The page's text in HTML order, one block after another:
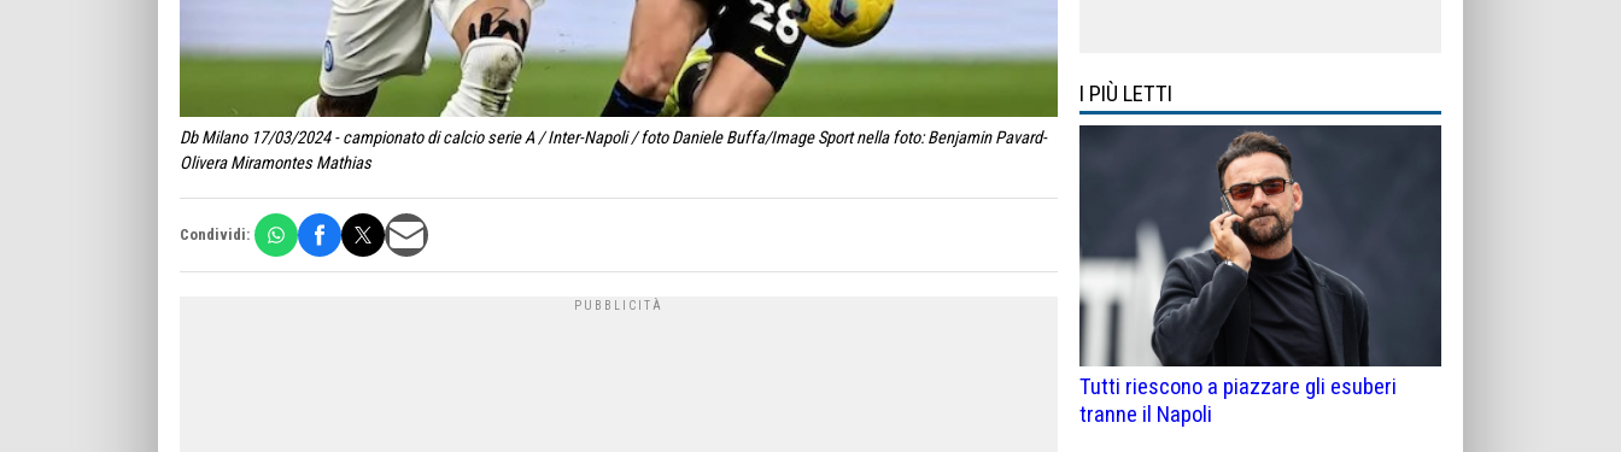
Db Milano 17/03/2024 - campionato di calcio serie A / Inter-Napoli / foto Daniele Buffa/Image Sport nella foto: Benjamin Pavard-
Olivera Miramontes Mathias
Condividi:
I PIÙ LETTI
Tutti riescono a piazzare gli esuberi
tranne il Napoli